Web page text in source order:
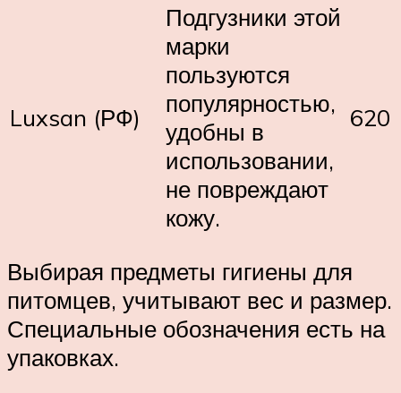
Luxsan (РФ)
Подгузники этой
марки
пользуются
популярностью,
удобны в
использовании,
не повреждают
кожу.
620
Выбирая предметы гигиены для
питомцев, учитывают вес и размер.
Специальные обозначения есть на
упаковках.